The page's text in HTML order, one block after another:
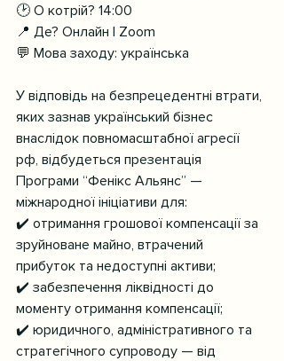
🕑 О котрій? 14:00
📍 Де? Онлайн | Zoom
💬 Мова заходу: українська
У відповідь на безпрецедентні втрати,
яких зазнав український бізнес
внаслідок повномасштабної агресії
рф, відбудеться презентація
Програми “Фенікс Альянс” —
міжнародної ініціативи для:
✔️ отримання грошової компенсації за
зруйноване майно, втрачений
прибуток та недоступні активи;
✔️ забезпечення ліквідності до
моменту отримання компенсації;
✔️ юридичного, адміністративного та
стратегічного супроводу — від